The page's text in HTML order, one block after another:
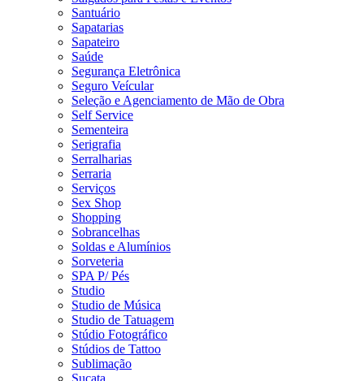
Santuário
Sapatarias
Sapateiro
Saúde
Segurança Eletrônica
Seguro Veícular
Seleção e Agenciamento de Mão de Obra
Self Service
Sementeira
Serigrafia
Serralharias
Serraria
Serviços
Sex Shop
Shopping
Sobrancelhas
Soldas e Alumínios
Sorveteria
SPA P/ Pés
Studio
Studio de Música
Studio de Tatuagem
Stúdio Fotográfico
Stúdios de Tattoo
Sublimação
Sucata